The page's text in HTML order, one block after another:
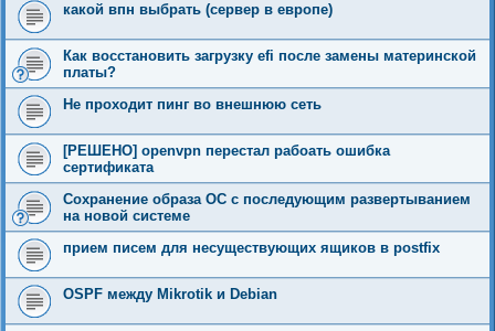
какой впн выбрать (сервер в европе)
Как восстановить загрузку efi после замены материнской
платы?
Не проходит пинг во внешнюю сеть
[РЕШЕНО] openvpn перестал рабоать ошибка
сертификата
Сохранение образа ОС с последующим развертыванием
на новой системе
прием писем для несуществующих ящиков в postfix
OSPF между Mikrotik и Debian